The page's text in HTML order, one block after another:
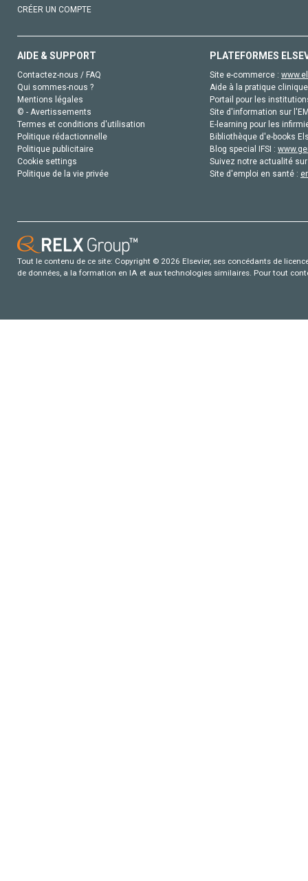
CRÉER UN COMPTE
AIDE & SUPPORT
Contactez-nous / FAQ
Qui sommes-nous ?
Mentions légales
© - Avertissements
Termes et conditions d'utilisation
Politique rédactionnelle
Politique publicitaire
Cookie settings
Politique de la vie privée
PLATEFORMES
Site e-commerce :
Aide à la pratique
Portail pour les
Site d'information sur
E-learning pour les
Bibliothèque d'e-books
Blog special IFSI :
Suivez notre actualité
Site d'emploi en santé :
Tout le contenu de ce site: Copyright © 2026 Elsevier, ses concédants de
de données, a la formation en IA et aux technologies similaires. Pour tout